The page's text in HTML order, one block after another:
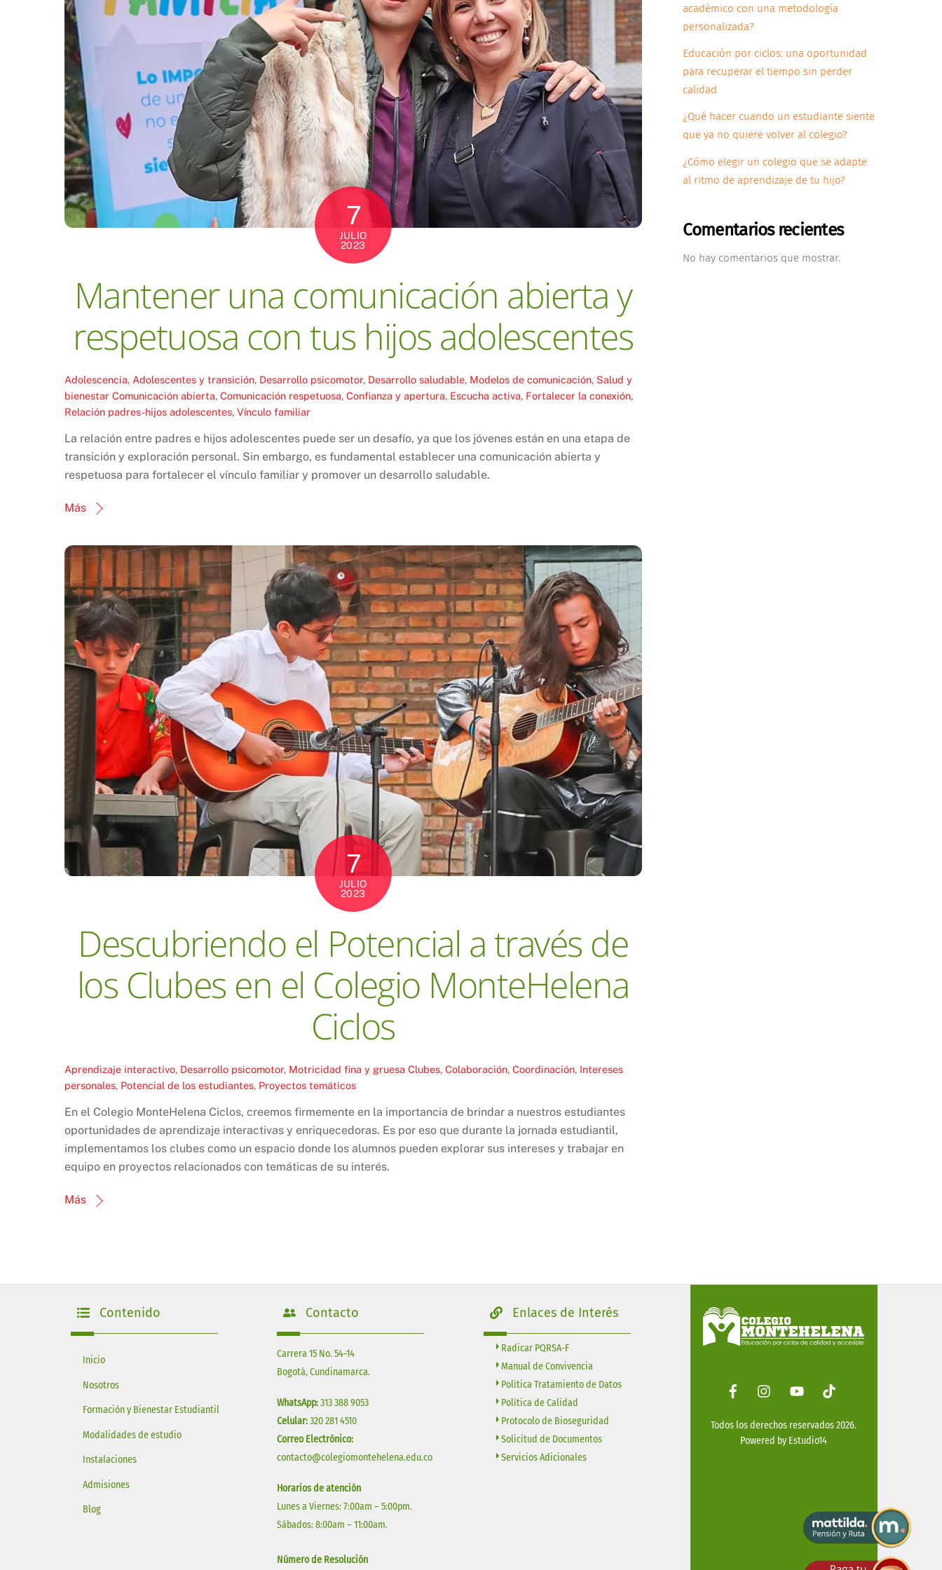
7
JULIO
2023
Mantener una comunicación abierta y
respetuosa con tus hijos adolescentes
Adolescencia, Adolescentes y transición, Desarrollo psicomotor, Desarrollo saludable, Modelos de comunicación, Salud y
bienestar Comunicación abierta, Comunicación respetuosa, Confianza y apertura, Escucha activa, Fortalecer la conexión,
Relación padres-hijos adolescentes, Vínculo familiar
La relación entre padres e hijos adolescentes puede ser un desafío, ya que los jóvenes están en una etapa de
transición y exploración personal. Sin embargo, es fundamental establecer una comunicación abierta y
respetuosa para fortalecer el vínculo familiar y promover un desarrollo saludable.
Más
7
JULIO
2023
Descubriendo el Potencial a través de
los Clubes en el Colegio MonteHelena
Ciclos
Aprendizaje interactivo, Desarrollo psicomotor, Motricidad fina y gruesa Clubes, Colaboración, Coordinación, Intereses
personales, Potencial de los estudiantes, Proyectos temáticos
En el Colegio MonteHelena Ciclos, creemos firmemente en la importancia de brindar a nuestros estudiantes
oportunidades de aprendizaje interactivas y enriquecedoras. Es por eso que durante la jornada estudiantil,
implementamos los clubes como un espacio donde los alumnos pueden explorar sus intereses y trabajar en
equipo en proyectos relacionados con temáticas de su interés.
Más
académico con una metodología
personalizada?
Educación por ciclos: una oportunidad
para recuperar el tiempo sin perder
calidad
¿Qué hacer cuando un estudiante siente
que ya no quiere volver al colegio?
¿Cómo elegir un colegio que se adapte
al ritmo de aprendizaje de tu hijo?
Comentarios recientes
No hay comentarios que mostrar.
Contenido
Inicio
Nosotros
Formación y Bienestar Estudiantil
Modalidades de estudio
Instalaciones
Admisiones
Blog
Contacto
Carrera 15 No. 54-14
Bogotá, Cundinamarca.
WhatsApp: 313 388 9053
Celular:320 281 4510
Correo Electrónico:
contacto@colegiomontehelena.edu.co
Horarios de atención
Lunes a Viernes: 7:00am – 5:00pm.
Sábados: 8:00am – 11:00am.
Número de Resolución
Enlaces de Interés
Radicar PQRSA-F
Manual de Convivencia
Política Tratamiento de Datos
Política de Calidad
Protocolo de Bioseguridad
Solicitud de Documentos
Servicios Adicionales
FacebookInstagramYoutube Tiktok
Todos los derechos reservados 2026.
Powered by Estudio14